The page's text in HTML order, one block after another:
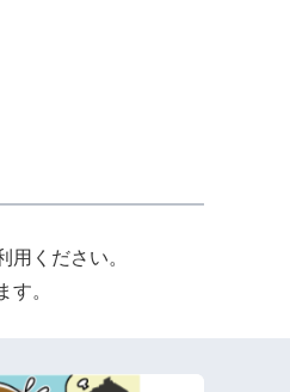
ください。
。